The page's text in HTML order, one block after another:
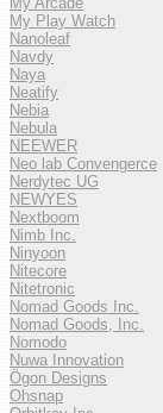
My Play Watch
Nanoleaf
Navdy
Naya
Neatify
Nebia
Nebula
NEEWER
Neo lab Convengerce
Nerdytec UG
NEWYES
Nextboom
Nimb Inc.
Ninyoon
Nitecore
Nitetronic
Nomad Goods Inc.
Nomad Goods, Inc.
Nomodo
Nuwa Innovation
Ögon Designs
Ohsnap